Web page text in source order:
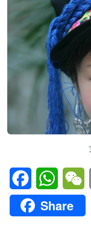
Facebook
Share